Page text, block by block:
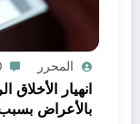
المحرر
انهيار
بالأعراض بسبب